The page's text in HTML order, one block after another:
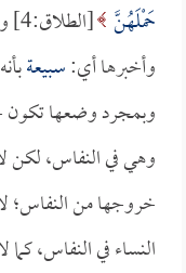
حَمْلَهُنَّ
وأخبرها أي:سبيعة
وبمجرد وضعها تكون
وهي في النفاس، لكن
خروجها من النفاس؛
النساء في النفاس،